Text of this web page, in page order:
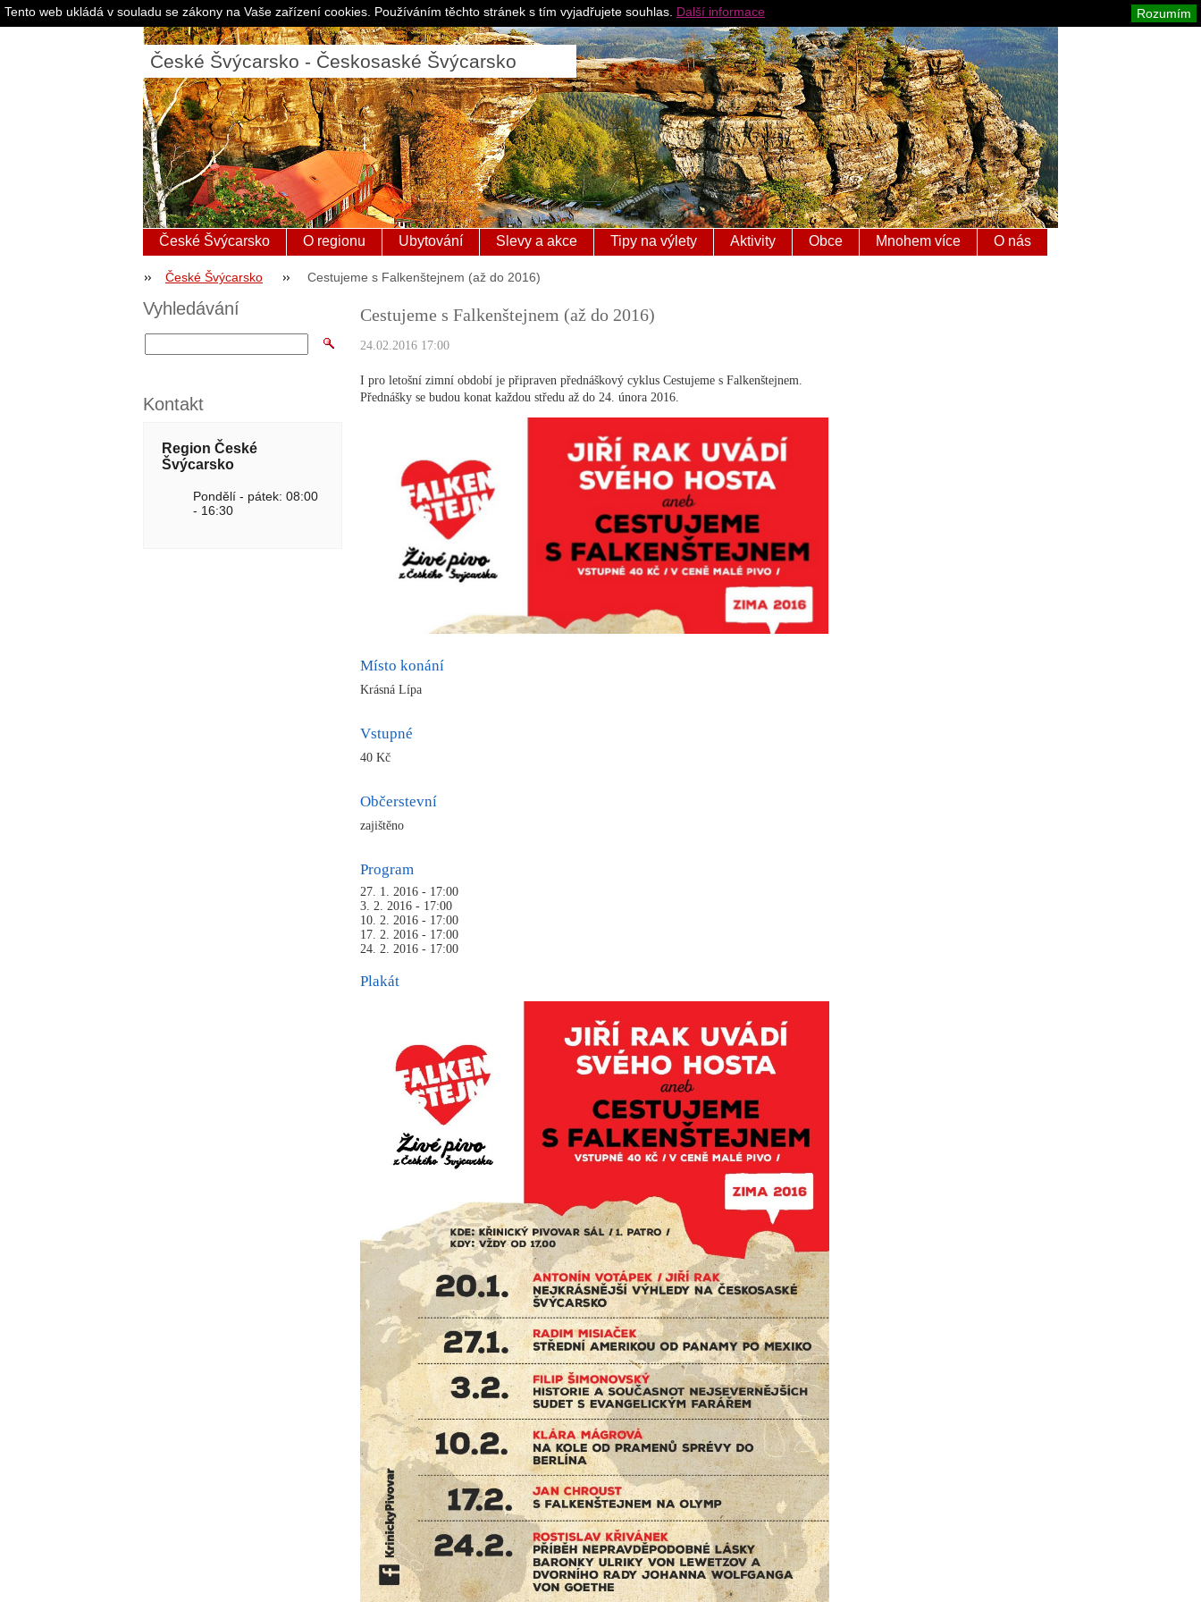
České Švýcarsko - Českosaské Švýcarsko
Pro ubytovatele
České Švýcarsko O regionu Ubytování Slevy a akce Tipy na výlety Aktivity Obce Mnohem více O nás
České Švýcarsko Cestujeme s Falkenštejnem (až do 2016)
Cestujeme s Falkenštejnem (až do 2016)
24.02.2016 17:00
I pro letošní zimní období je připraven přednáškový cyklus Cestujeme s Falkenštejnem.
Přednášky se budou konat každou středu až do 24. února 2016.
Místo konání
Krásná Lípa
Vstupné
40 Kč
Občerstevní
zajištěno
Program
27. 1. 2016 - 17:00
3. 2. 2016 - 17:00
10. 2. 2016 - 17:00
17. 2. 2016 - 17:00
24. 2. 2016 - 17:00
Plakát
Vyhledávání
Kontakt
Region České
Švýcarsko
Pondělí - pátek: 08:00
- 16:30
Tento web ukládá v souladu se zákony na Vaše zařízení cookies. Používáním těchto stránek s tím vyjadřujete souhlas. Rozumím
Další informace